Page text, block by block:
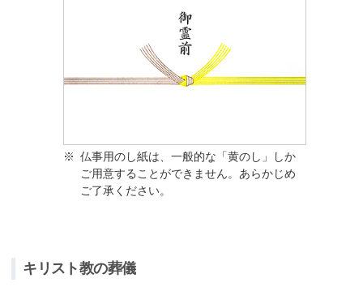
※ 仏事用のし紙は、一般的な「黄のし」しか
ご用意することができません。あらかじめ
ご了承ください。
キリスト教の葬儀